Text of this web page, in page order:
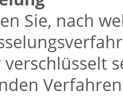
Sie, nach
verschlüsselt